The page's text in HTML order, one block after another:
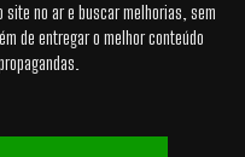
site no ar e buscar melhorias, sem
de entregar o melhor conteúdo